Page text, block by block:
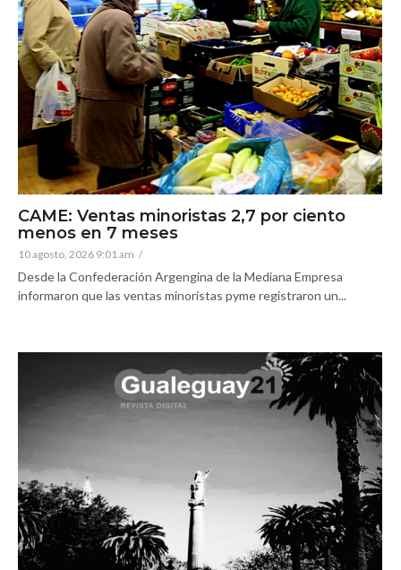
CAME: Ventas minoristas 2,7 por ciento
menos en 7 meses
10 agosto, 2026 9:01 am /
Desde la Confederación Argengina de la Mediana Empresa
informaron que las ventas minoristas pyme registraron un...